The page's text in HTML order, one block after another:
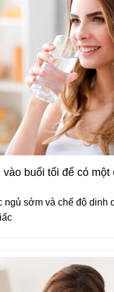
vào buổi tối để có một
ngủ sớm và chế độ dinh